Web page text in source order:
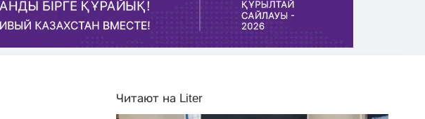
Читают на Liter